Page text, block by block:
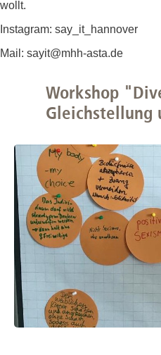
wollt.
Instagram: say_it_hannover
Mail: sayit@mhh-asta.de
Workshop
Gleichstellung